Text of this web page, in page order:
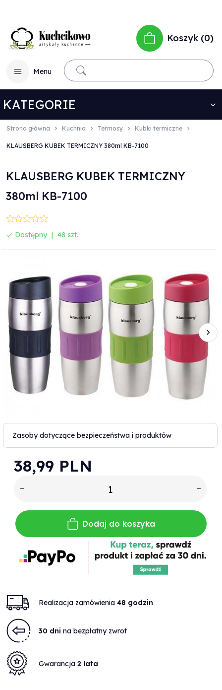
Menu
Koszyk 0
KATEGORIE
Strona główna Kuchnia Termosy Kubki termiczne
KLAUSBERG KUBEK TERMICZNY 380ml KB-7100
KLAUSBERG KUBEK TERMICZNY
380ml KB-7100
Dostępny 48 szt.
Zasoby dotyczące bezpieczeństwa i produktów
38,99 PLN
Dodaj do koszyka
Realizacja zamówienia 48 godzin
30 dni na bezpłatny zwrot
Gwarancja 2 lata